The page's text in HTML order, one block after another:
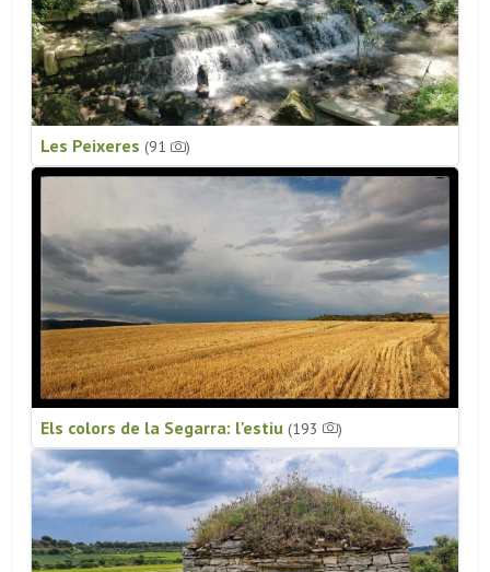
Les Peixeres (91 )
Els colors de la Segarra: l'estiu (193 )